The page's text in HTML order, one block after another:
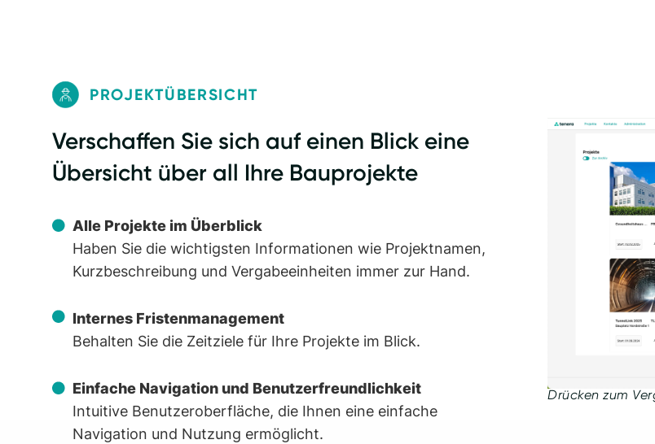
PROJEKTÜBERSICHT
Verschaffen Sie sich auf einen Blick eine
Übersicht über all Ihre Bauprojekte
Alle Projekte im Überblick
Haben Sie die wichtigsten Informationen wie Projektnamen,
Kurzbeschreibung und Vergabeeinheiten immer zur Hand.
Internes Fristenmanagement
Behalten Sie die Zeitziele für Ihre Projekte im Blick.
Einfache Navigation und Benutzerfreundlichkeit
Intuitive Benutzeroberfläche, die Ihnen eine einfache
Navigation und Nutzung ermöglicht.
Drücken zum